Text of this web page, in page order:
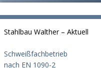
Stahlbau Walther – Aktuell
Schweißfachbetrieb
nach EN 1090-2